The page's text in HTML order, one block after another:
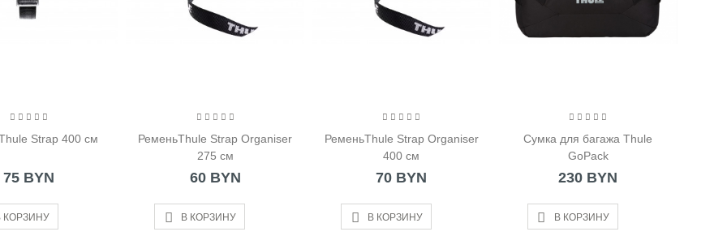
Strap 400 см
75 BYN
КОРЗИНУ
РеменьThule Strap Organiser
275 см
60 BYN
В КОРЗИНУ
РеменьThule Strap Organiser
400 см
70 BYN
В КОРЗИНУ
Сумка для багажа Thule
GoPack
230 BYN
В КОРЗИНУ